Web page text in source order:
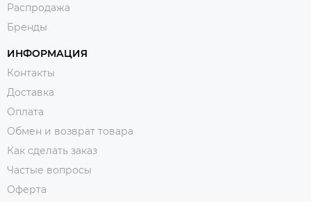
Распродажа
Бренды
ИНФОРМАЦИЯ
Контакты
Доставка
Оплата
Обмен и возврат товара
Как сделать заказ
Частые вопросы
Оферта